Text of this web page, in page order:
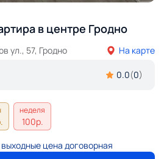
в центре Гродно
ул., 57, Гродно На карте
0.0(0)
неделя
100р.
цена договорная